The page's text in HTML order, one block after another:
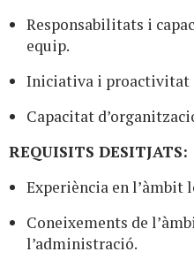
Responsabilitats i
equip.
Iniciativa i proactivitat
Capacitat
REQUISITS DESITJATS:
Experiència en l’àmbit
Coneixements de
l’administració.